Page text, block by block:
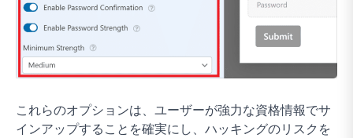
これらのオプションは、ユーザーが強力な資格情報でサ
インアップすることを確実にし、ハッキングのリスクを